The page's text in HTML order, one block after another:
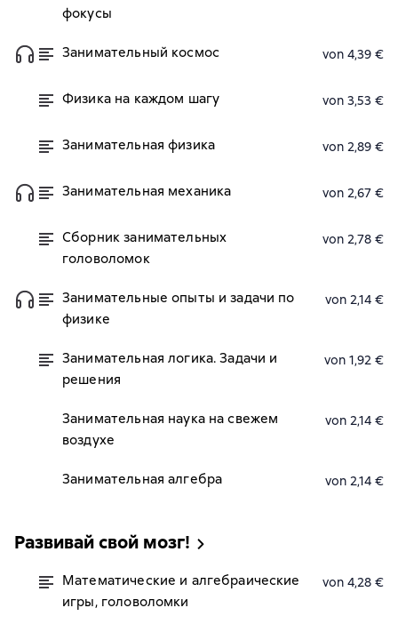
фокусы
Занимательный космос von 4,39 €
Физика на каждом шагу von 3,53 €
Занимательная физика von 2,89 €
Занимательная механика von 2,67 €
Сборник занимательных
головоломок
von 2,78 €
Занимательные опыты и задачи по
физике
von 2,14 €
Занимательная логика. Задачи и
решения
von 1,92 €
Занимательная наука на свежем
воздухе
von 2,14 €
Занимательная алгебра von 2,14 €
Развивай свой мозг!
Математические и алгебраические
игры, головоломки
von 4,28 €